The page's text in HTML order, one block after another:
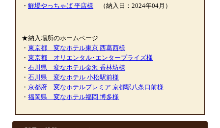
・鮮場やっちゃば 平店様 （納入日：2024年04月）
★納入場所のホームページ
・東京都 変なホテル東京 西葛西様
・東京都 オリエンタル･エンタープライズ様
・石川県 変なホテル金沢 香林坊様
・石川県 変なホテル 小松駅前様
・京都府 変なホテルプレミア 京都駅八条口前様
・福岡県 変なホテル福岡 博多様